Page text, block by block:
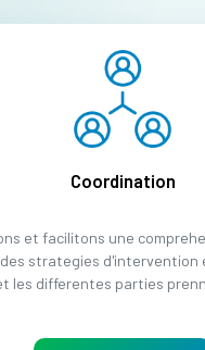
Coordination
et facilitons une
strategies d'intervention
les differentes parties